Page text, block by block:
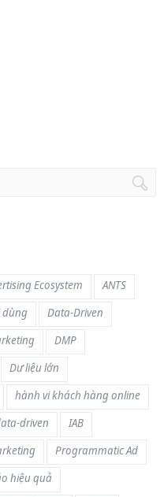
Ecosystem
ANTS
dùng
Data-Driven
DMP
Dư liệu lớn
hành vi khách hàng online
driven
IAB
Programmatic Ad
hiệu quả